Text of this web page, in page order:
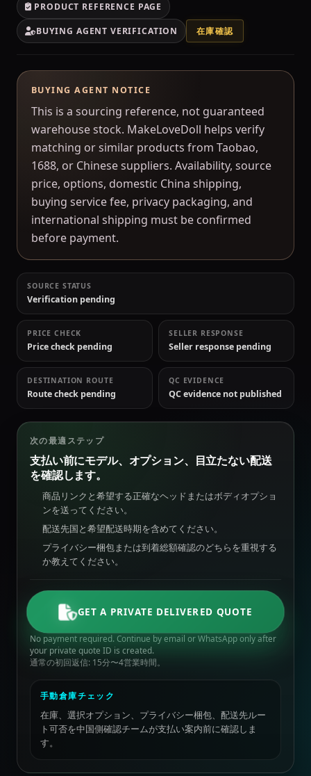
PRODUCT REFERENCE PAGE
BUYING AGENT VERIFICATION 在庫確認
BUYING AGENT NOTICE
This is a sourcing reference, not guaranteed
warehouse stock. MakeLoveDoll helps verify
matching or similar products from Taobao,
1688, or Chinese suppliers. Availability, source
price, options, domestic China shipping,
buying service fee, privacy packaging, and
international shipping must be confirmed
before payment.
SOURCE STATUS
Verification pending
PRICE CHECK
Price check pending
SELLER RESPONSE
Seller response pending
DESTINATION ROUTE
Route check pending
QC EVIDENCE
QC evidence not published
次の最適ステップ
支払い前にモデル、オプション、目立たない配送
を確認します。
商品リンクと希望する正確なヘッドまたはボディオプショ
ンを送ってください。
配送先国と希望配送時期を含めてください。
プライバシー梱包または到着総額確認のどちらを重視する
か教えてください。
GET A PRIVATE DELIVERED QUOTE
No payment required. Continue by email or WhatsApp only after
your private quote ID is created.
通常の初回返信: 15分〜4営業時間。
手動倉庫チェック
在庫、選択オプション、プライバシー梱包、配送先ルー
ト可否を中国側確認チームが支払い案内前に確認しま
す。